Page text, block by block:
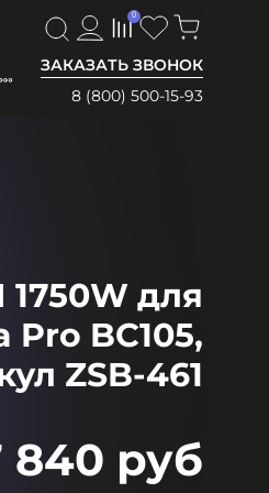
ЗАКАЗАТЬ ЗВОНОК
8 (800) 500-15-93
0
1750W для
BC105,
ZSB-461
840 руб